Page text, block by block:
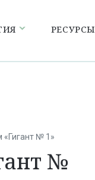
РЕСУРСЫ
«Гигант № 1»
№